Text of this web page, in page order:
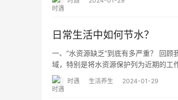
日常生活中如何节水？
一、“水资源缺乏”到底有多严重？ 回
域，特别是将水资源保护列为近期的工
时遇 生活养生 2024-01-29